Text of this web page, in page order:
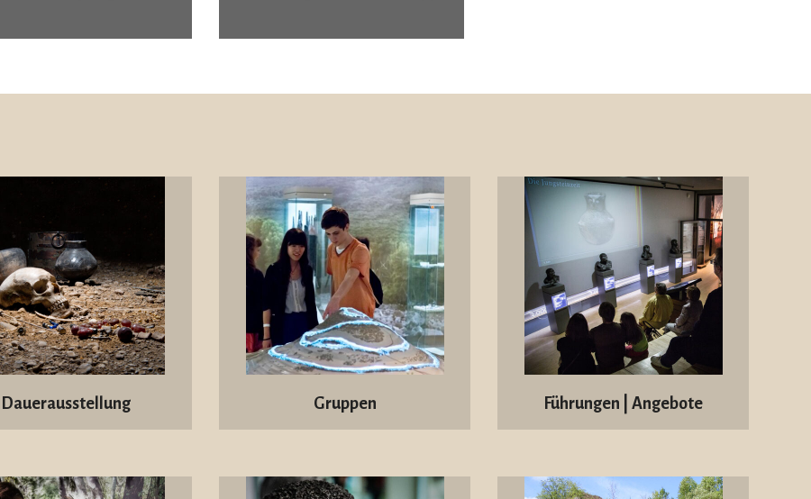
Dauerausstellung Gruppen Führungen | Angebote